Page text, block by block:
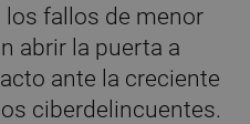
fallos de menor
abrir la puerta a
ante la creciente
ciberdelincuentes.